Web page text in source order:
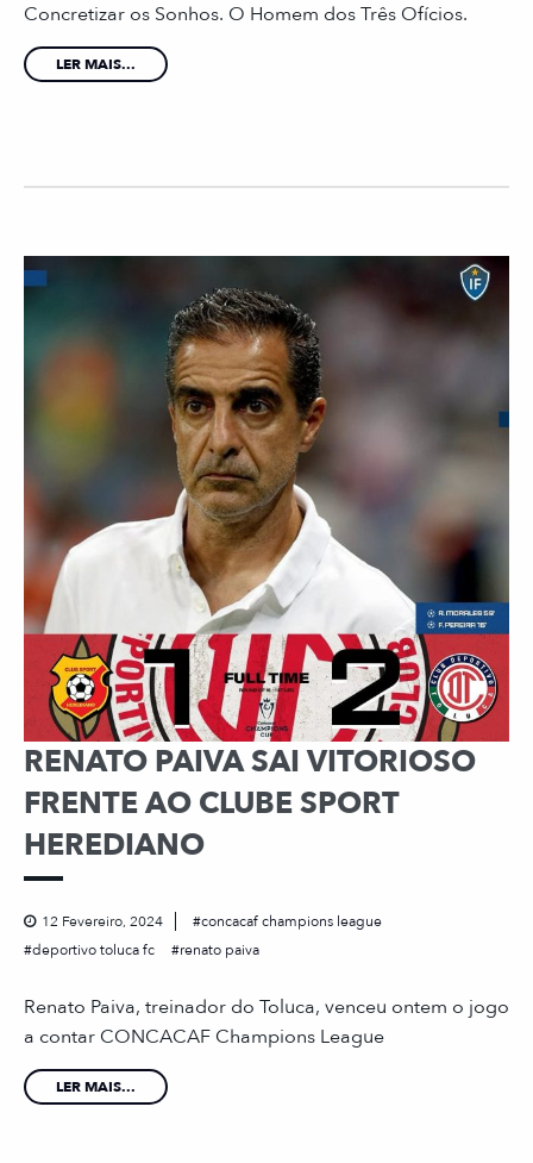
Concretizar os Sonhos. O Homem dos Três Ofícios.
LER MAIS...
RENATO PAIVA SAI VITORIOSO
FRENTE AO CLUBE SPORT
HEREDIANO
12 Fevereiro, 2024
concacaf champions league
deportivo toluca fc
renato paiva
Renato Paiva, treinador do Toluca, venceu ontem o jogo
a contar CONCACAF Champions League
LER MAIS...